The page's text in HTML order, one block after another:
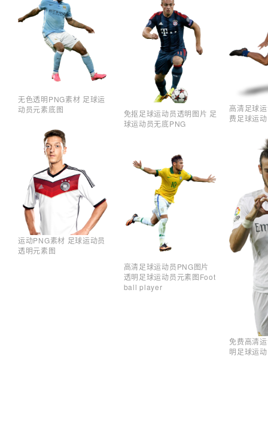
无色透明PNG素材 足球运
动员元素底图
运动PNG素材 足球运动员
透明元素图
免抠足球运动员透明图片 足
球运动员无底PNG
高清足球运动员PNG图片
透明足球运动员元素图Foot
ball player
高清足球
费足球运
免费高清
明足球运